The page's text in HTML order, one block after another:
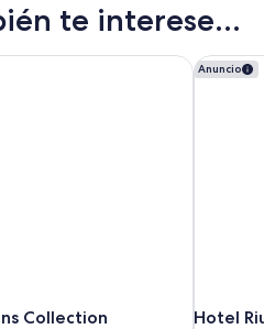
te interese...
Collection
Collection Anuncio
Hotel
Hotel